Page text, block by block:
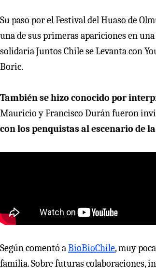
Su paso por el Festival del Huaso de
una de sus primeras apariciones en
solidaria Juntos Chile se Levanta con
Boric.
También se hizo conocido por
Mauricio y Francisco Durán fueron
con los penquistas al escenario de
Según comentó aBioBioChile, muy
familia. Sobre futuras colaboraciones,